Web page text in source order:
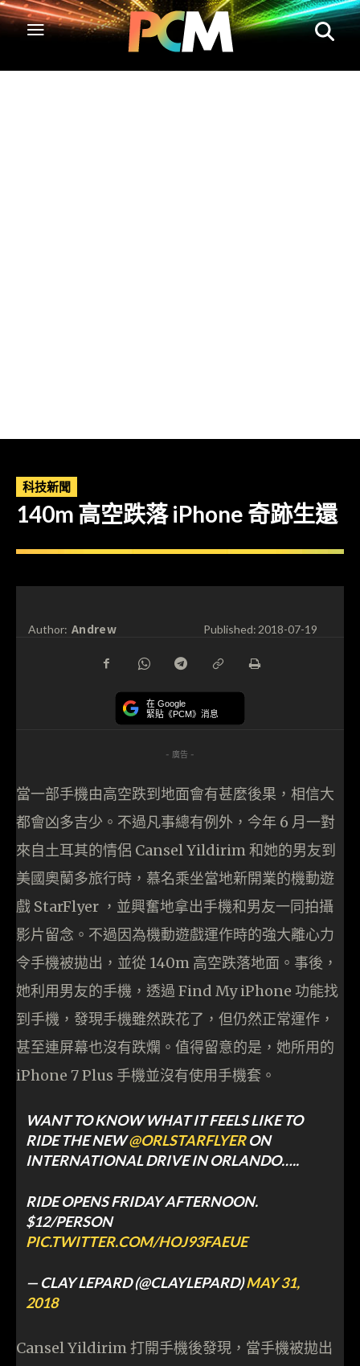
科技新聞
140m 高空跌落 iPhone 奇跡生還
Author: Andrew Published:2018-07-19
在 Google
緊貼《PCM》消息
- 廣告 -
當一部手機由高空跌到地面會有甚麼後果，相信大
都會凶多吉少。不過凡事總有例外，今年 6 月一對
來自土耳其的情侶 Cansel Yildirim 和她的男友到
美國奧蘭多旅行時，慕名乘坐當地新開業的機動遊
戲 StarFlyer ，並興奮地拿出手機和男友一同拍攝
影片留念。不過因為機動遊戲運作時的強大離心力
令手機被拋出，並從 140m 高空跌落地面。事後，
她利用男友的手機，透過 Find My iPhone 功能找
到手機，發現手機雖然跌花了，但仍然正常運作，
甚至連屏幕也沒有跌爛。值得留意的是，她所用的
iPhone 7 Plus 手機並沒有使用手機套。
WANT TO KNOW WHAT IT FEELS LIKE TO
RIDE THE NEW@ORLSTARFLYERON
INTERNATIONAL DRIVE IN ORLANDO…..
RIDE OPENS FRIDAY AFTERNOON.
$12/PERSON
PIC.TWITTER.COM/HOJ93FAEUE
— CLAY LEPARD (@CLAYLEPARD)MAY 31,
2018
Cansel Yildirim 打開手機後發現，當手機被拋出